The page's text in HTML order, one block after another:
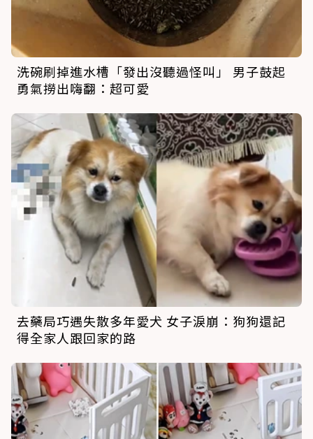
洗碗刷掉進水槽「發出沒聽過怪叫」 男子鼓起
勇氣撈出嗨翻：超可愛
去藥局巧遇失散多年愛犬 女子淚崩：狗狗還記
得全家人跟回家的路